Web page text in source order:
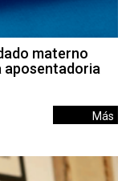
materno
aposentadoria
Más